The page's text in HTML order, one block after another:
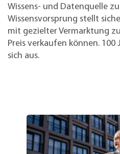
Wissens- und Datenquelle
Wissensvorsprung stellt
mit gezielter Vermarktung
Preis verkaufen können.
sich aus.